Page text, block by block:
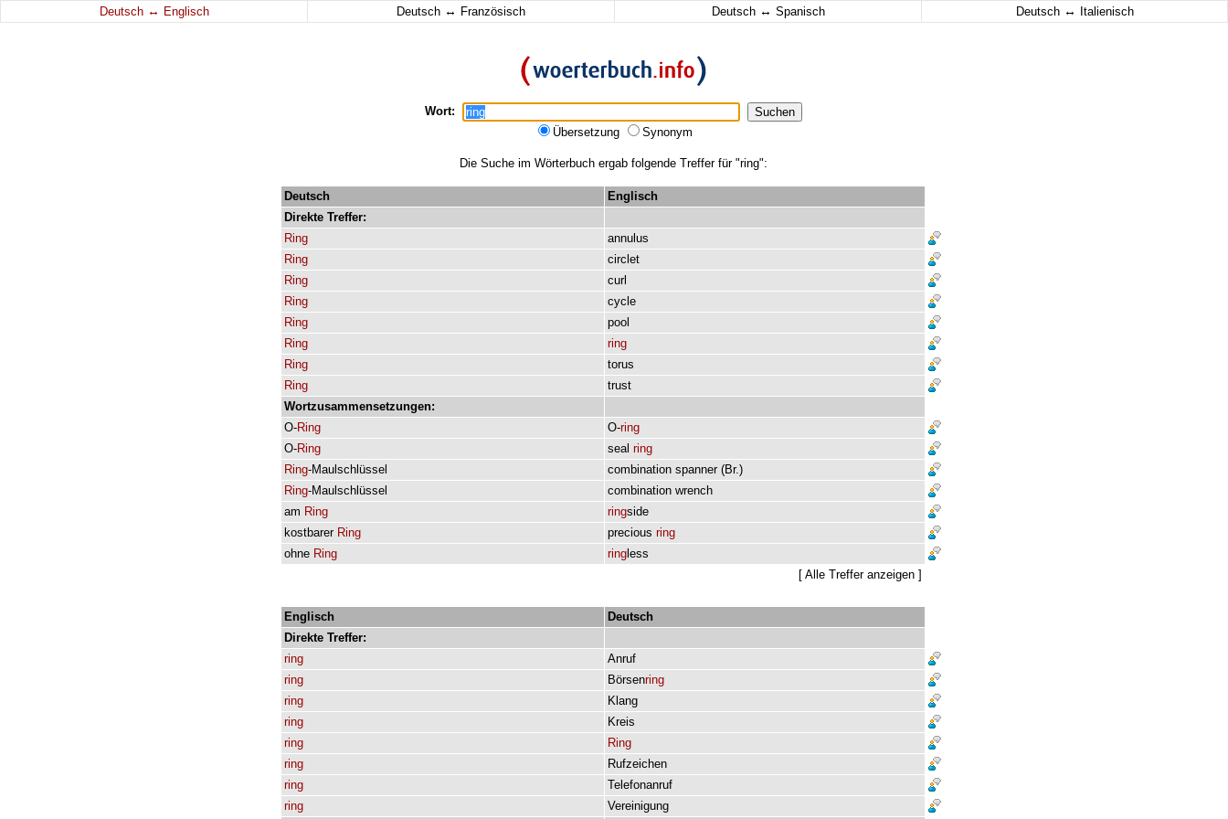
Deutsch ↔ Englisch Deutsch ↔ Französisch Deutsch ↔ Spanisch Deutsch ↔ Italienisch
Wort:
Übersetzung
Synonym
Die Suche im Wörterbuch ergab folgende Treffer für "ring":
Deutsch
Englisch
Direkte Treffer:
Ring
annulus
Ring
circlet
Ring
curl
Ring
cycle
Ring
pool
Ring
ring
Ring
torus
Ring
trust
Wortzusammensetzungen:
O-Ring O-ring
O-Ring seal ring
Ring-Maulschlüssel combination spanner(Br.)
Ring-Maulschlüssel combination wrench
am Ring ringside
kostbarer Ring precious ring
ohne Ring ring less
[ Alle Treffer anzeigen ]
Englisch
Deutsch
Direkte Treffer:
ring
Anruf
ring
Börsenring
ring
Klang
ring
Kreis
ring
Ring
ring
Rufzeichen
ring
Telefonanruf
ring
Vereinigung